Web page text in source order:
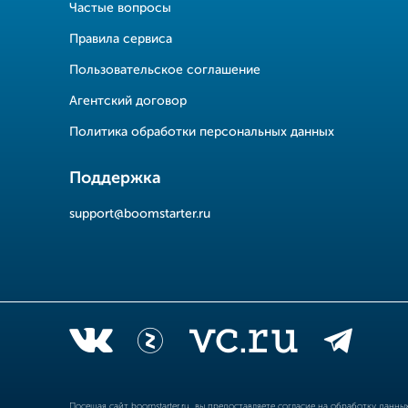
Частые вопросы
Правила сервиса
Пользовательское соглашение
Агентский договор
Политика обработки персональных данных
Поддержка
support@boomstarter.ru
Посещая сайт boomstarter.ru , вы предоставляете согласие на обработку